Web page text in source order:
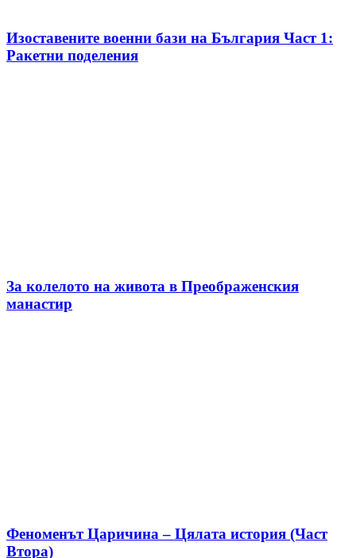
Изоставените военни бази на България Част 1:
Ракетни поделения
За колелото на живота в Преображенския
манастир
Феноменът Царичина – Цялата история (Част
Втора)